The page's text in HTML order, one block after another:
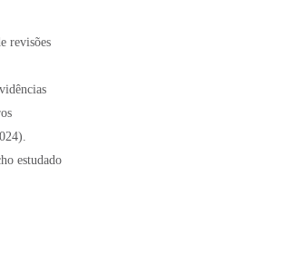
revisões
estudado